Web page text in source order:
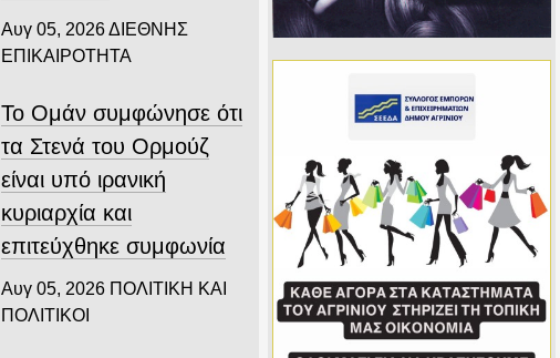
Αυγ 05, 2026ΔΙΕΘΝΗΣ
ΕΠΙΚΑΙΡΟΤΗΤΑ
Το Ομάν συμφώνησε ότι
τα Στενά του Ορμούζ
είναι υπό ιρανική
κυριαρχία και
επιτεύχθηκε συμφωνία
Αυγ 05, 2026 ΠΟΛΙΤΙΚΗ ΚΑΙ
ΠΟΛΙΤΙΚΟΙ